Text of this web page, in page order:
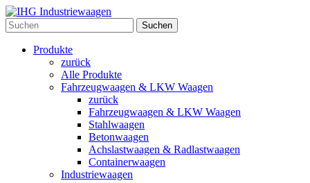
Suchen
Produkte
zurück
Alle Produkte
Fahrzeugwaagen & LKW Waagen
zurück
Fahrzeugwaagen & LKW Waagen
Stahlwaagen
Betonwaagen
Achslastwaagen & Radlastwaagen
Containerwaagen
Industriewaagen